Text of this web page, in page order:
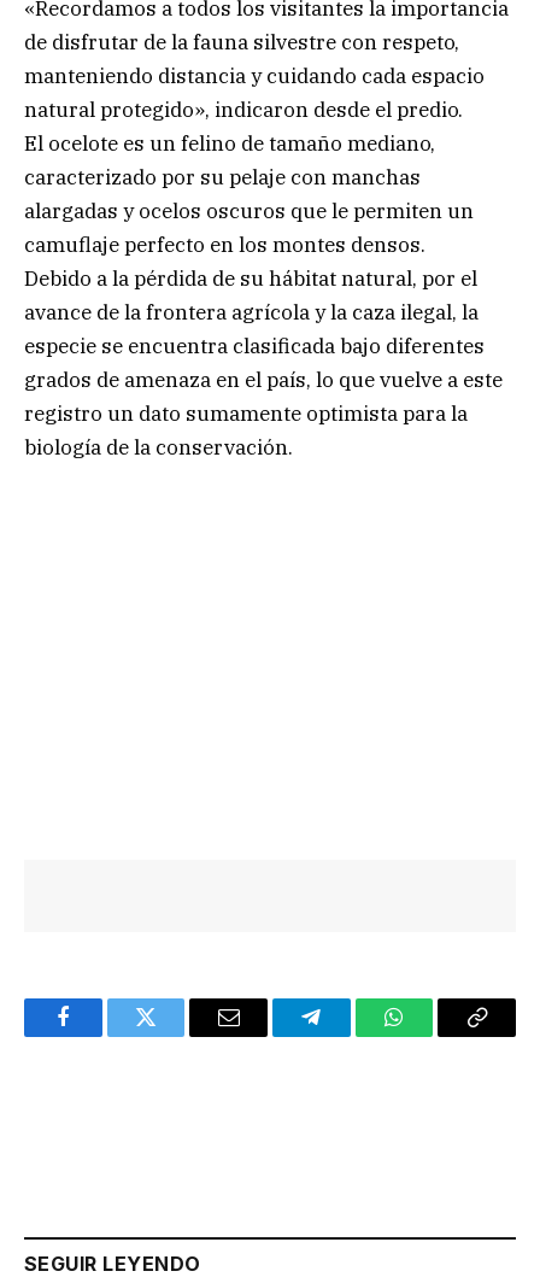
«Recordamos a todos los visitantes la importancia
de disfrutar de la fauna silvestre con respeto,
manteniendo distancia y cuidando cada espacio
natural protegido», indicaron desde el predio.
El ocelote es un felino de tamaño mediano,
caracterizado por su pelaje con manchas
alargadas y ocelos oscuros que le permiten un
camuflaje perfecto en los montes densos.
Debido a la pérdida de su hábitat natural, por el
avance de la frontera agrícola y la caza ilegal, la
especie se encuentra clasificada bajo diferentes
grados de amenaza en el país, lo que vuelve a este
registro un dato sumamente optimista para la
biología de la conservación.
FacebookTwitter Email TelegramWhatsAppCopy
SEGUIR LEYENDO